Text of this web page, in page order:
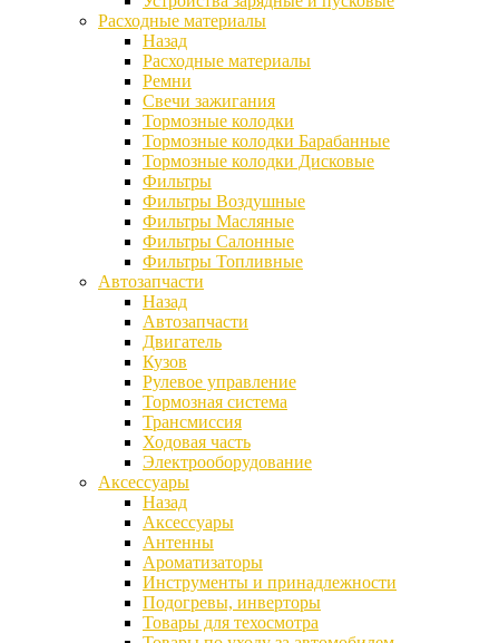
Расходные материалы
Назад
Расходные материалы
Ремни
Свечи зажигания
Тормозные колодки
Тормозные колодки Барабанные
Тормозные колодки Дисковые
Фильтры
Фильтры Воздушные
Фильтры Масляные
Фильтры Салонные
Фильтры Топливные
Автозапчасти
Назад
Автозапчасти
Двигатель
Кузов
Рулевое управление
Тормозная система
Трансмиссия
Ходовая часть
Электрооборудование
Аксессуары
Назад
Аксессуары
Антенны
Ароматизаторы
Инструменты и принадлежности
Подогревы, инверторы
Товары для техосмотра